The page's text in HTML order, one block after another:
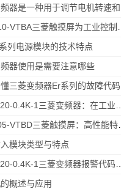
列电源模块的技术特点
器使用是需要注意哪些
三菱变频器Er系列的故障代码
模块类型与特点
概述与应用